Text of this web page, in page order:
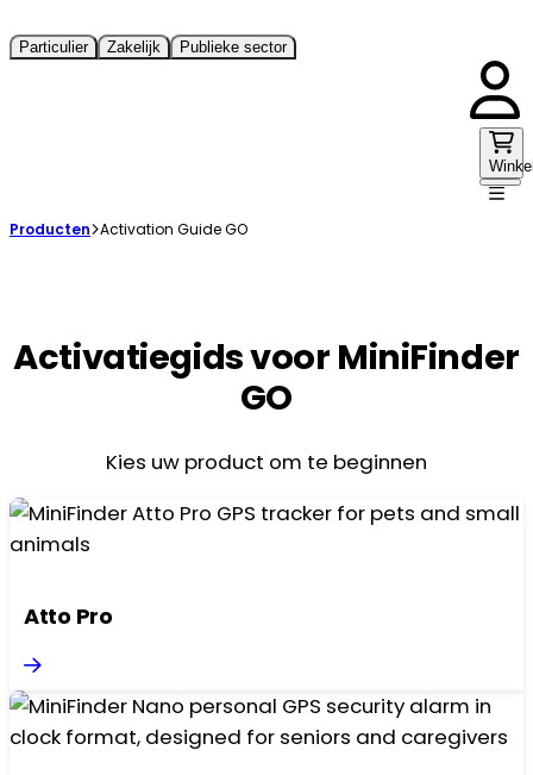
Particulier Zakelijk Publieke sector
Producten Activation Guide GO
Activatiegids voor MiniFinder
GO
Kies uw product om te beginnen
Atto Pro